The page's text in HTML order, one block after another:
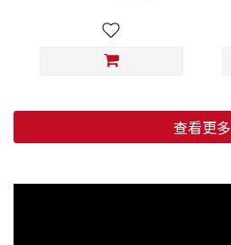
查看更多